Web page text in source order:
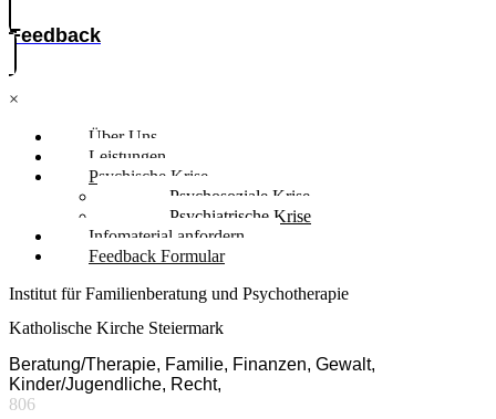
Feedback
×
Über Uns
Leistungen
Psychische Krise
Psychosoziale Krise
Psychiatrische Krise
Infomaterial anfordern
Feedback Formular
Institut für Familienberatung und Psychotherapie
Katholische Kirche Steiermark
Beratung/Therapie, Familie, Finanzen, Gewalt,
Kinder/Jugendliche, Recht,
806